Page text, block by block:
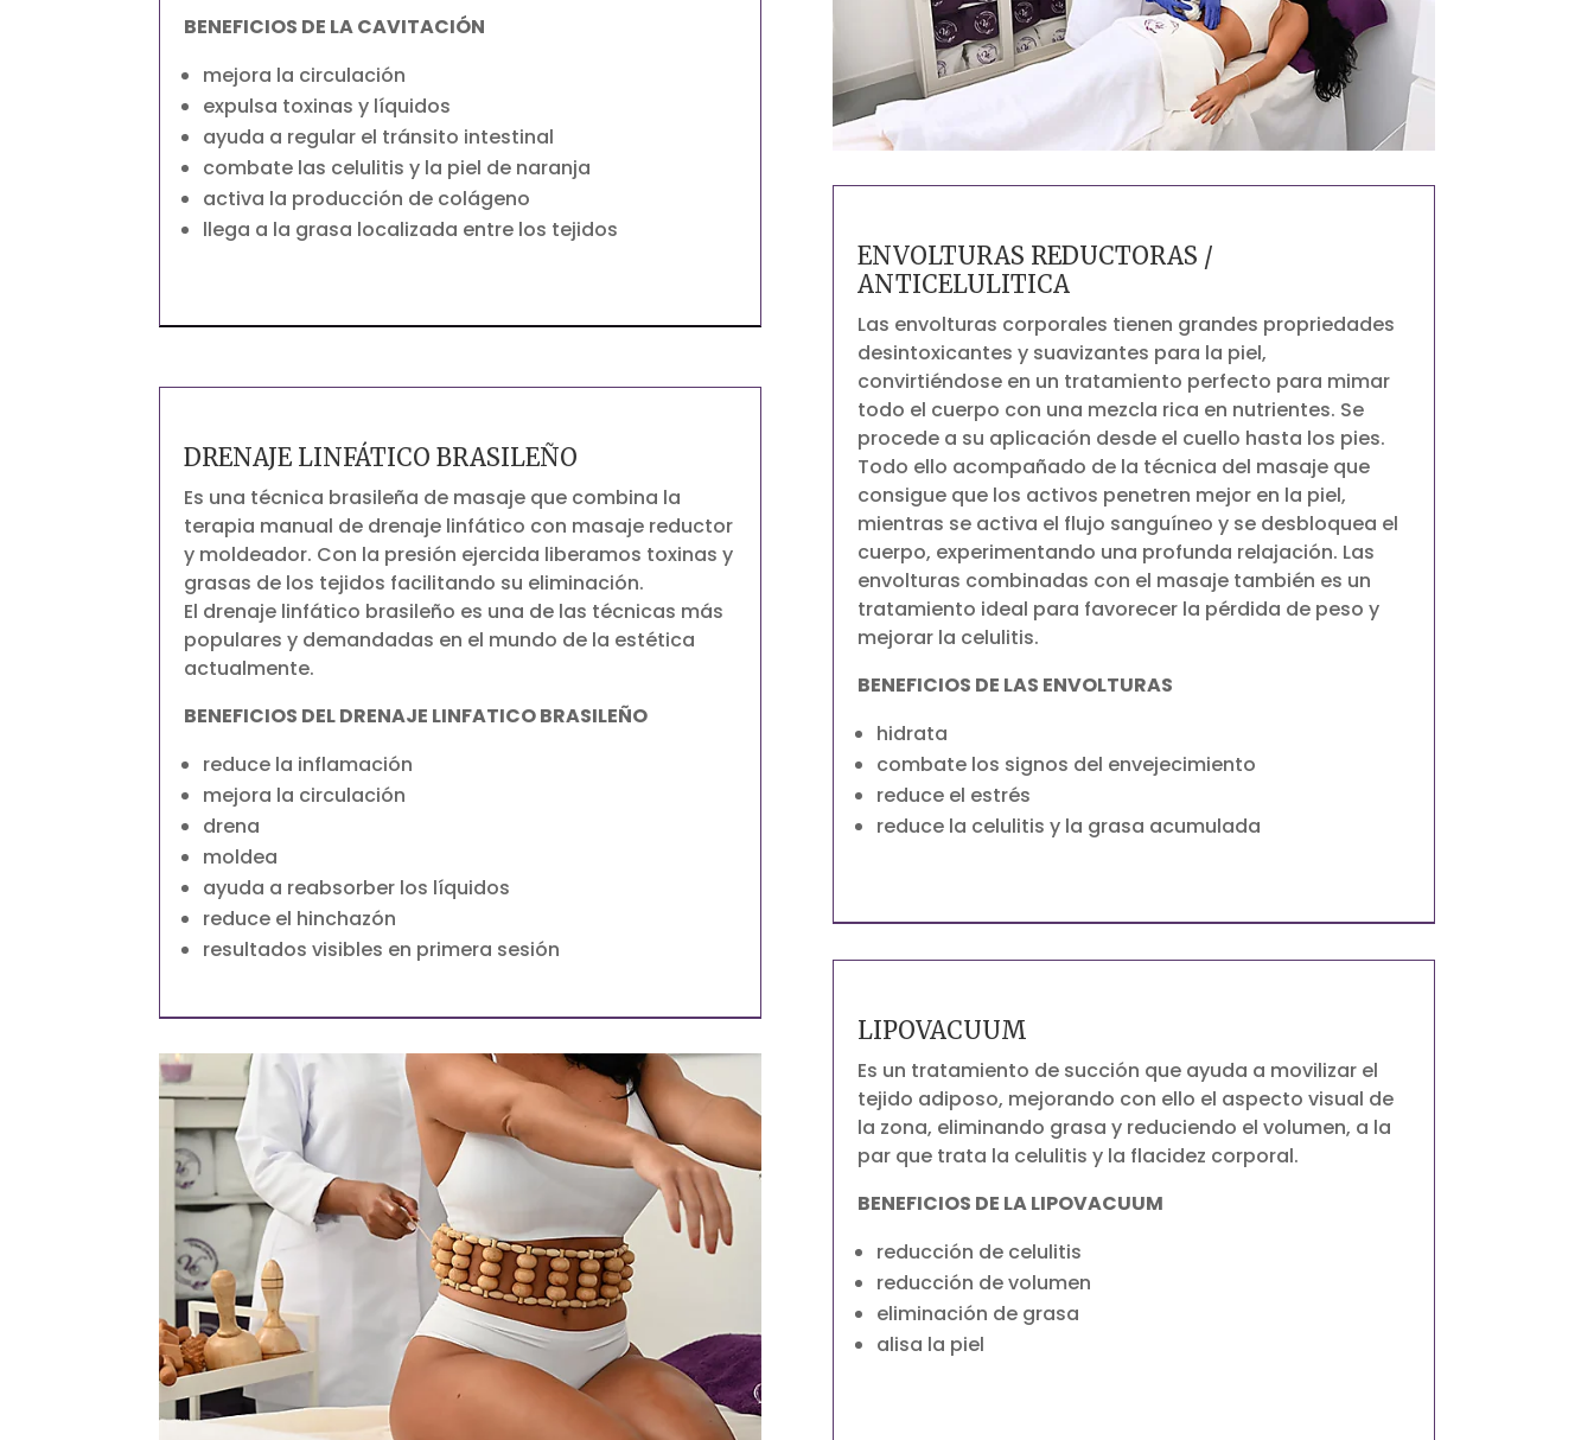
BENEFICIOS DE LA CAVITACIÓN
mejora la circulación
expulsa toxinas y líquidos
ayuda a regular el tránsito intestinal
combate las celulitis y la piel de naranja
activa la producción de colágeno
llega a la grasa localizada entre los tejidos
DRENAJE LINFÁTICO BRASILEÑO
Es una técnica brasileña de masaje que combina la
terapia manual de drenaje linfático con masaje reductor
y moldeador. Con la presión ejercida liberamos toxinas y
grasas de los tejidos facilitando su eliminación.
El drenaje linfático brasileño es una de las técnicas más
populares y demandadas en el mundo de la estética
actualmente.
BENEFICIOS DEL DRENAJE LINFATICO BRASILEÑO
reduce la inflamación
mejora la circulación
drena
moldea
ayuda a reabsorber los líquidos
reduce el hinchazón
resultados visibles en primera sesión
ENVOLTURAS REDUCTORAS /
ANTICELULITICA
Las envolturas corporales tienen grandes propriedades
desintoxicantes y suavizantes para la piel,
convirtiéndose en un tratamiento perfecto para mimar
todo el cuerpo con una mezcla rica en nutrientes. Se
procede a su aplicación desde el cuello hasta los pies.
Todo ello acompañado de la técnica del masaje que
consigue que los activos penetren mejor en la piel,
mientras se activa el flujo sanguíneo y se desbloquea el
cuerpo, experimentando una profunda relajación. Las
envolturas combinadas con el masaje también es un
tratamiento ideal para favorecer la pérdida de peso y
mejorar la celulitis.
BENEFICIOS DE LAS ENVOLTURAS
hidrata
combate los signos del envejecimiento
reduce el estrés
reduce la celulitis y la grasa acumulada
LIPOVACUUM
Es un tratamiento de succión que ayuda a movilizar el
tejido adiposo, mejorando con ello el aspecto visual de
la zona, eliminando grasa y reduciendo el volumen, a la
par que trata la celulitis y la flacidez corporal.
BENEFICIOS DE LA LIPOVACUUM
reducción de celulitis
reducción de volumen
eliminación de grasa
alisa la piel